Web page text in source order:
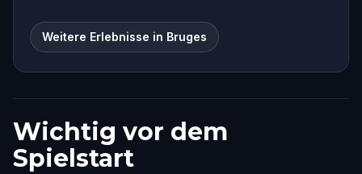
Weitere Erlebnisse in Bruges
Wichtig vor dem
Spielstart